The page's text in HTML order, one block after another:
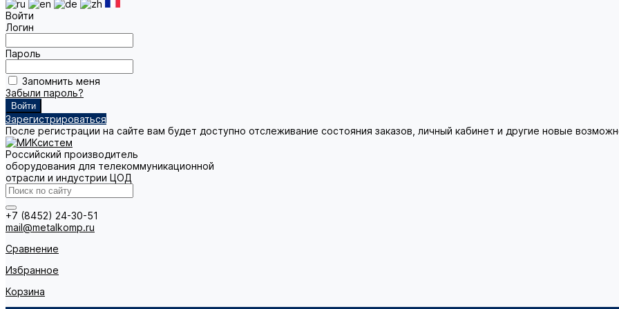
Войти
Логин
Пароль
Запомнить меня
Забыли пароль?
Зарегистрироваться
После регистрации на сайте вам будет доступно отслеживание состояния заказов, личный кабинет и другие новые
Российский производитель
оборудования для телекоммуникационной
отрасли и индустрии ЦОД
+7 (8452) 24-30-51
mail@metalkomp.ru
Сравнение
Избранное
Корзина